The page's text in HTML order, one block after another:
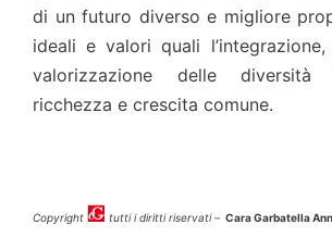
di un futuro diverso e migliore
ideali e valori quali
valorizzazione delle diversità
ricchezza e crescita comune.
Copyright tutti i diritti riservati – Cara Garbatella